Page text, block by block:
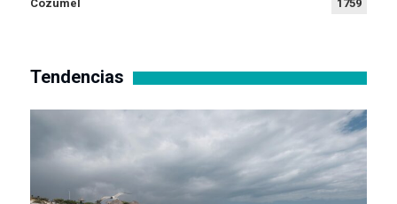
Cozumel 1759
Tendencias